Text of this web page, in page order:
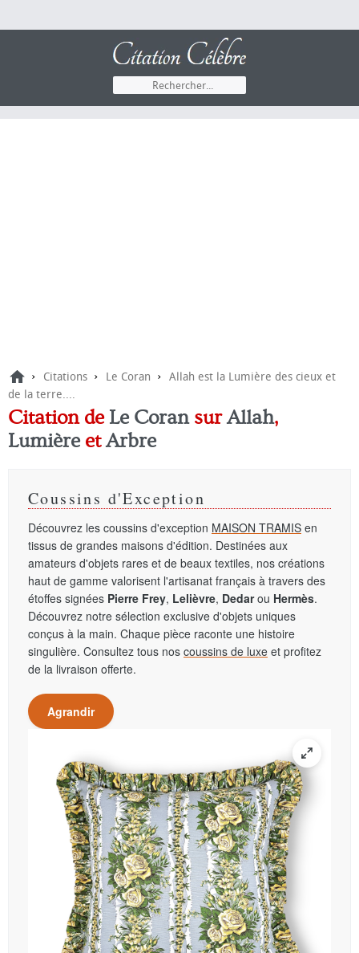
› Citations › Le Coran › Allah est la Lumière des cieux et
de la terre....
Citation de Le CoransurAllah,
LumièreetArbre
Coussins d'Exception
Découvrez les coussins d'exception MAISON TRAMIS en
tissus de grandes maisons d'édition. Destinées aux
amateurs d'objets rares et de beaux textiles, nos créations
haut de gamme valorisent l'artisanat français à travers des
étoffes signées Pierre Frey, Lelièvre, Dedarou Hermès.
Découvrez notre sélection exclusive d'objets uniques
conçus à la main. Chaque pièce raconte une histoire
singulière. Consultez tous nos coussins de luxe et profitez
de la livraison offerte.
Agrandir